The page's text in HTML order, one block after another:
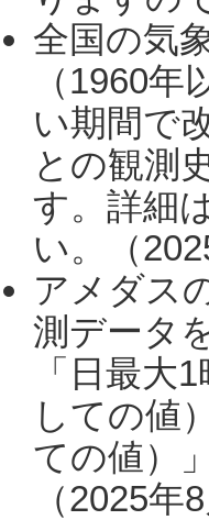
全国の気
（1960
い期間で
との観測
す。詳細
い。（
アメダス
測データ
「日最大
しての値
ての値）
（2025年